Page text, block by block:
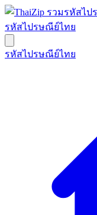
รหัสไปรษณีย์ไทย
รหัสไปรษณีย์ไทย